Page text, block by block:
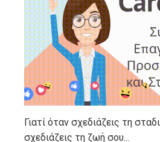
Γιατί όταν σχεδιάζεις τη
σχεδιάζεις τη ζωή σου...